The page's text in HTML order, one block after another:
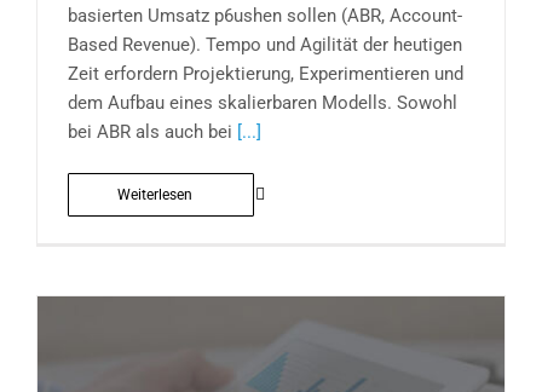
basierten Umsatz p6ushen sollen (ABR, Account-
Based Revenue). Tempo und Agilität der heutigen
Zeit erfordern Projektierung, Experimentieren und
dem Aufbau eines skalierbaren Modells. Sowohl
bei ABR als auch bei [...]
Weiterlesen